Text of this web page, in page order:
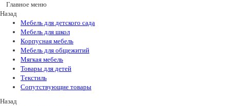
Главное меню
Назад
Мебель для детского сада
Мебель для школ
Корпусная мебель
Мебель для общежитий
Мягкая мебель
Товары для детей
Текстиль
Сопутствующие товары
Назад